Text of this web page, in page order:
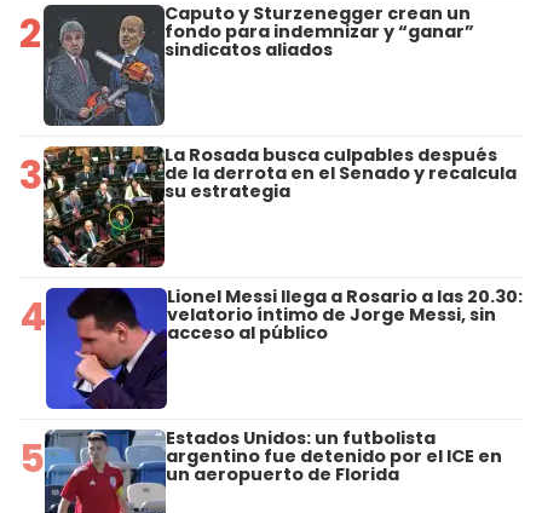
2 Caputo y Sturzenegger crean un
fondo para indemnizar y “ganar”
sindicatos aliados
3 La Rosada busca culpables después
de la derrota en el Senado y recalcula
su estrategia
4 Lionel Messi llega a Rosario a las 20.30:
velatorio íntimo de Jorge Messi, sin
acceso al público
5 Estados Unidos: un futbolista
argentino fue detenido por el ICE en
un aeropuerto de Florida